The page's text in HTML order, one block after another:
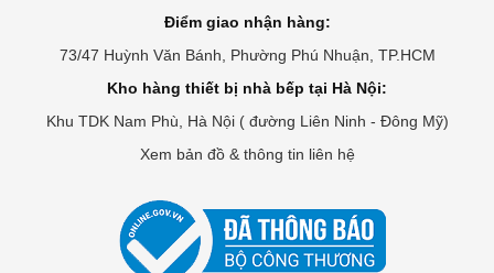
Điểm giao nhận hàng:
73/47 Huỳnh Văn Bánh, Phường Phú Nhuận, TP.HCM
Kho hàng thiết bị nhà bếp tại Hà Nội:
Khu TDK Nam Phù, Hà Nội ( đường Liên Ninh - Đông Mỹ)
Xem bản đồ & thông tin liên hệ